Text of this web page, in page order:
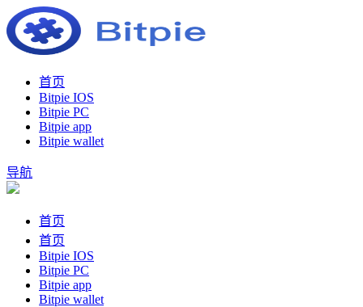
首页
Bitpie IOS
Bitpie PC
Bitpie app
Bitpie wallet
导航
首页
首页
Bitpie IOS
Bitpie PC
Bitpie app
Bitpie wallet